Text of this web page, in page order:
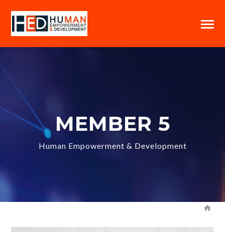
MEMBER 5
Human Empowerment & Development